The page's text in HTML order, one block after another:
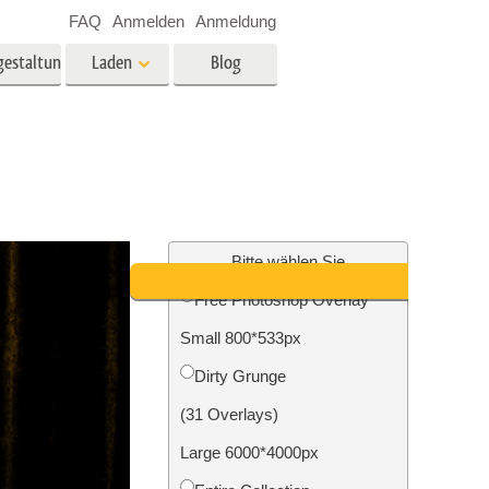
Foto-Restaurierung
Laden Blog
FAQ Anmelden Anmeldung
Bitte wählen Sie
Free Photoshop Overlay
Small 800*533px
Dirty Grunge
(31 Overlays)
Large 6000*4000px